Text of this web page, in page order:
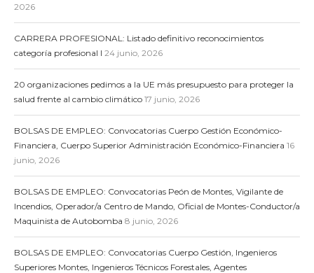
2026
CARRERA PROFESIONAL: Listado definitivo reconocimientos
categoría profesional I 24 junio, 2026
20 organizaciones pedimos a la UE más presupuesto para proteger la
salud frente al cambio climático 17 junio, 2026
BOLSAS DE EMPLEO: Convocatorias Cuerpo Gestión Económico-
Financiera, Cuerpo Superior Administración Económico-Financiera 16
junio, 2026
BOLSAS DE EMPLEO: Convocatorias Peón de Montes, Vigilante de
Incendios, Operador/a Centro de Mando, Oficial de Montes-Conductor/a
Maquinista de Autobomba 8 junio, 2026
BOLSAS DE EMPLEO: Convocatorias Cuerpo Gestión, Ingenieros
Superiores Montes, Ingenieros Técnicos Forestales, Agentes